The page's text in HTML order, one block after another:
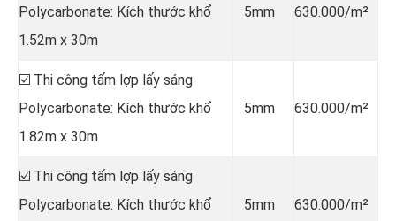
Polycarbonate: Kích thước khổ
1.52m x 30m
5mm 630.000/m²
☑️ Thi công tấm lợp lấy sáng
Polycarbonate: Kích thước khổ
1.82m x 30m
5mm 630.000/m²
☑️ Thi công tấm lợp lấy sáng
Polycarbonate: Kích thước khổ
5mm 630.000/m²